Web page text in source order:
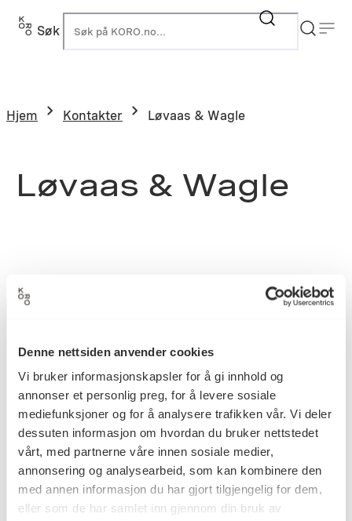
Denne nettsiden anvender cookies
Vi bruker informasjonskapsler for å gi innhold og
annonser et personlig preg, for å levere sosiale
mediefunksjoner og for å analysere trafikken vår. Vi deler
dessuten informasjon om hvordan du bruker nettstedet
vårt, med partnerne våre innen sosiale medier,
annonsering og analysearbeid, som kan kombinere den
med annen informasjon du har gjort tilgjengelig for dem,
eller som de har samlet inn gjennom din bruk av
Søk
Hjem Kontakter Løvaas & Wagle
Løvaas & Wagle
Postadresse
Postboks 6994
St. Olavs plass
0130 Oslo
post@koro.no